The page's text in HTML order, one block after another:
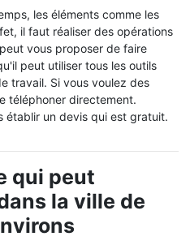
les éléments comme les
il faut réaliser des opérations
vous proposer de faire
peut utiliser tous les outils
travail. Si vous voulez des
téléphoner directement.
établir un devis qui est gratuit.
qui peut
la ville de